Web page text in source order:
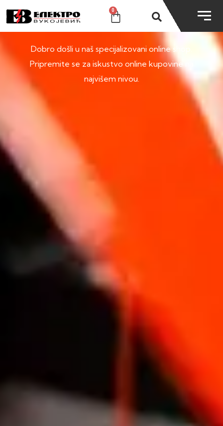
0
SHOP
Dobro došli u naš specijalizovani online shop.
Pripremite se za iskustvo online kupovine na
najvišem nivou.